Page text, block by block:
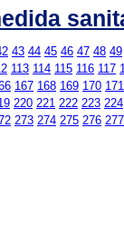
43 44 45 46 47 48 49
113 114 115 116 117
167 168 169 170 171
220 221 222 223 224
273 274 275 276 277